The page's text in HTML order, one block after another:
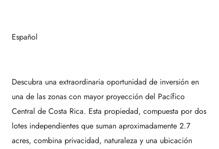
Español
Descubra una extraordinaria oportunidad de inversión en
una de las zonas con mayor proyección del Pacífico
Central de Costa Rica. Esta propiedad, compuesta por dos
lotes independientes que suman aproximadamente 2.7
acres, combina privacidad, naturaleza y una ubicación